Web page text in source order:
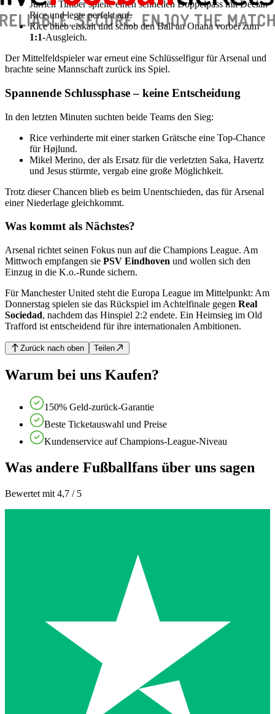
Jurriën Timber spielte einen schnellen Doppelpass mit Declan
Rice und legte perfekt auf.
Rice blieb eiskalt und schob den Ball an Onana vorbei zum
1:1-Ausgleich.
Der Mittelfeldspieler war erneut eine Schlüsselfigur für Arsenal und
brachte seine Mannschaft zurück ins Spiel.
Spannende Schlussphase – keine Entscheidung
In den letzten Minuten suchten beide Teams den Sieg:
Rice verhinderte mit einer starken Grätsche eine Top-Chance
für Højlund.
Mikel Merino, der als Ersatz für die verletzten Saka, Havertz
und Jesus stürmte, vergab eine große Möglichkeit.
Trotz dieser Chancen blieb es beim Unentschieden, das für Arsenal
einer Niederlage gleichkommt.
Was kommt als Nächstes?
Arsenal richtet seinen Fokus nun auf die Champions League. Am
Mittwoch empfangen sie PSV Eindhoven und wollen sich den
Einzug in die K.o.-Runde sichern.
Für Manchester United steht die Europa League im Mittelpunkt: Am
Donnerstag spielen sie das Rückspiel im Achtelfinale gegen Real
Sociedad, nachdem das Hinspiel 2:2 endete. Ein Heimsieg im Old
Trafford ist entscheidend für ihre internationalen Ambitionen.
Zurück nach oben Teilen
Warum bei uns Kaufen?
150% Geld-zurück-Garantie
Beste Ticketauswahl und Preise
Kundenservice auf Champions-League-Niveau
Was andere Fußballfans über uns sagen
Bewertet mit 4,7 / 5